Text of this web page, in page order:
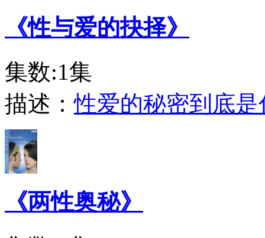
《性与爱的抉择》
集数:1集
描述：性爱的秘密到底是
《两性奥秘》